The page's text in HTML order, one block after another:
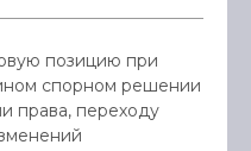
позицию при
спорном решении
права, переходу